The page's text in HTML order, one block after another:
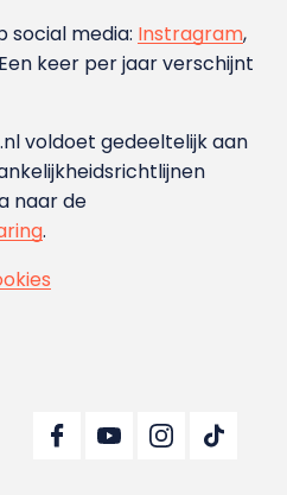
social media: Instragram,
keer per jaar verschijnt
voldoet gedeeltelijk aan
naar de
.